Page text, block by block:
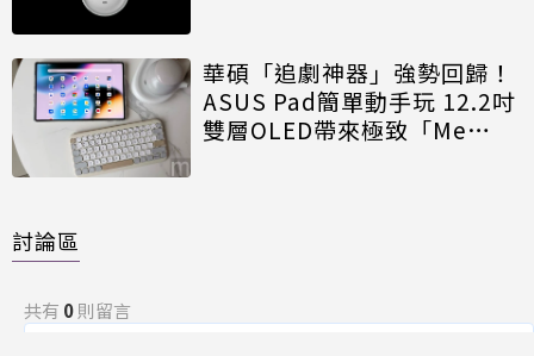
華碩「追劇神器」強勢回歸！
ASUS Pad簡單動手玩 12.2吋
雙層OLED帶來極致「Me
討論區
共有 0則留言